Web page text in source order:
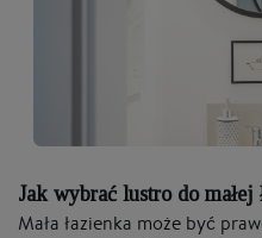
Jak wybrać lustro do małej
Mała łazienka może być